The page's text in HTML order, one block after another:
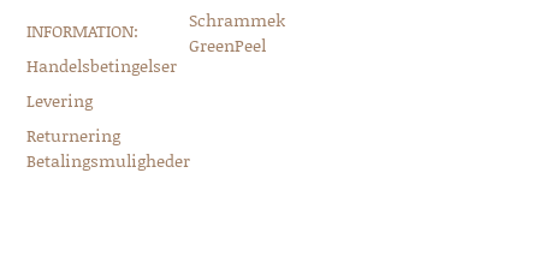
INFORMATION:
Handelsbetingelser
Levering
Returnering
Betalingsmuligheder
Schrammek
GreenPeel